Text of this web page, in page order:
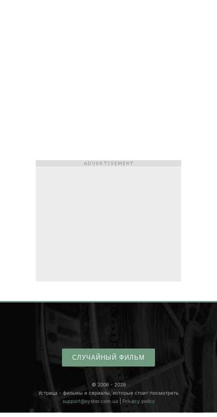
СЛУЧАЙНЫЙ ФИЛЬМ
© 2006 - 2026
Устрица - фильмы и сериалы, которые стоит посмотреть
support@oyster.com.ua
Privacy policy